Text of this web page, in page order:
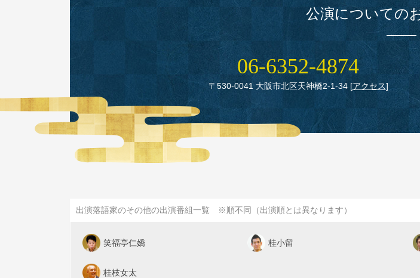
公演についての
06‑6352‑4874
〒530‑0041 大阪市北区天神橋2‑1‑34[アクセス]
出演落語家のその他の出演番組一覧 ※順不同（出演順とは異なります）
笑福亭仁嬌 桂小留
桂枝女太